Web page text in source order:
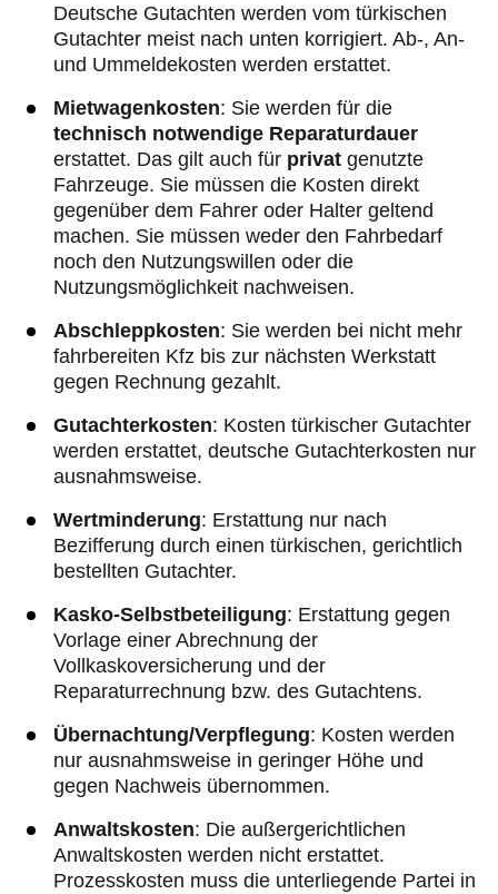
Deutsche Gutachten werden vom türkischen
Gutachter meist nach unten korrigiert. Ab-, An-
und Ummeldekosten werden erstattet.
Mietwagenkosten: Sie werden für die
technisch notwendige Reparaturdauer
erstattet. Das gilt auch für privat genutzte
Fahrzeuge. Sie müssen die Kosten direkt
gegenüber dem Fahrer oder Halter geltend
machen. Sie müssen weder den Fahrbedarf
noch den Nutzungswillen oder die
Nutzungsmöglichkeit nachweisen.
Abschleppkosten: Sie werden bei nicht mehr
fahrbereiten Kfz bis zur nächsten Werkstatt
gegen Rechnung gezahlt.
Gutachterkosten: Kosten türkischer Gutachter
werden erstattet, deutsche Gutachterkosten nur
ausnahmsweise.
Wertminderung: Erstattung nur nach
Bezifferung durch einen türkischen, gerichtlich
bestellten Gutachter.
Kasko-Selbstbeteiligung: Erstattung gegen
Vorlage einer Abrechnung der
Vollkaskoversicherung und der
Reparaturrechnung bzw. des Gutachtens.
Übernachtung/Verpflegung: Kosten werden
nur ausnahmsweise in geringer Höhe und
gegen Nachweis übernommen.
Anwaltskosten: Die außergerichtlichen
Anwaltskosten werden nicht erstattet.
Prozesskosten muss die unterliegende Partei in